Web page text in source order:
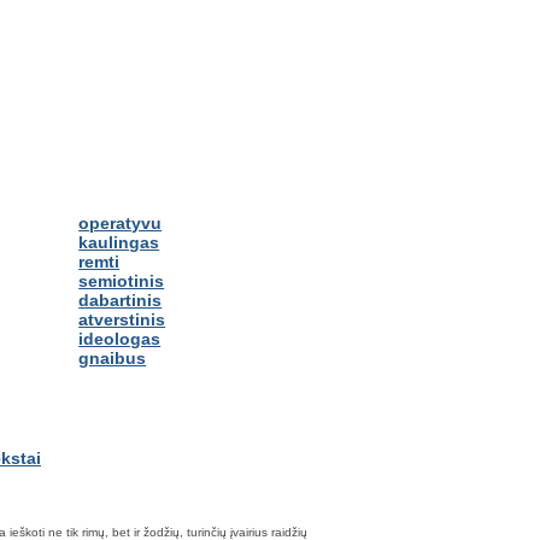
operatyvu
kaulingas
remti
semiotinis
dabartinis
atverstinis
ideologas
gnaibus
ne tik rimų, bet ir žodžių, turinčių įvairius raidžių